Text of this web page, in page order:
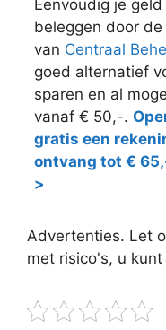
Eenvoudig je
beleggen door
van Centraal
goed alternatief
sparen en al
vanaf € 50,-.
gratis een
ontvang tot €
>
Advertenties. Let
met risico's, u